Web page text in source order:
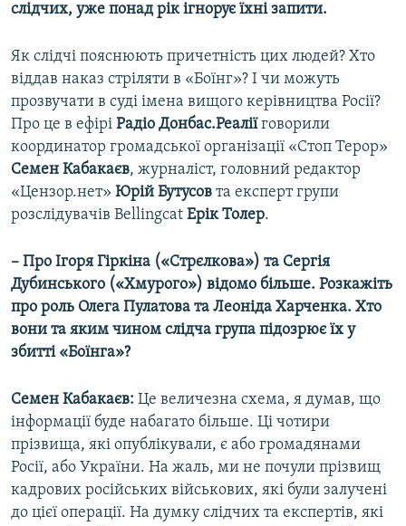
слідчих, уже понад рік ігнорує їхні запити.
Як слідчі пояснюють причетність цих людей? Хто
віддав наказ стріляти в «Боїнг»? І чи можуть
прозвучати в суді імена вищого керівництва Росії?
Про це в ефірі Радіо Донбас.Реаліїговорили
координатор громадської організації «Стоп Терор»
Семен Кабакаєв, журналіст, головний редактор
«Цензор.нет» Юрій Бутусов та експерт групи
розслідувачів Bellingcat Ерік Толер.
– Про Ігоря Гіркіна («Стрєлкова») та Сергія
Дубинського («Хмурого») відомо більше. Розкажіть
про роль Олега Пулатова та Леоніда Харченка. Хто
вони та яким чином слідча група підозрює їх у
збитті «Боїнга»?
Семен Кабакаєв: Це величезна схема, я думав, що
інформації буде набагато більше. Ці чотири
прізвища, які опублікували, є або громадянами
Росії, або України. На жаль, ми не почули прізвищ
кадрових російських військових, які були залучені
до цієї операції. На думку слідчих та експертів, які